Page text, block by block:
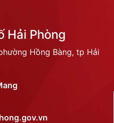
Hải Phòng
Hồng Bàng, tp Hải